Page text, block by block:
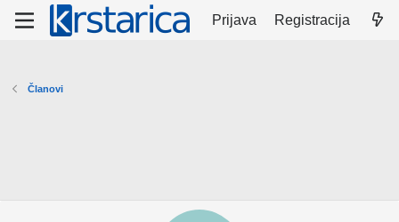
Prijava Registracija
Članovi